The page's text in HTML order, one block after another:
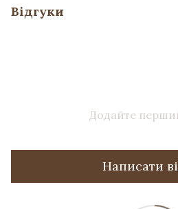
Відгуки
Додайте
Написати